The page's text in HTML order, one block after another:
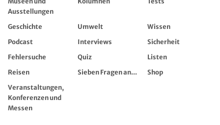
Ausstellungen
Geschichte Umwelt
Wissen
Podcast
Interviews
Sicherheit
Fehlersuche
Quiz
Listen
Reisen
Sieben Fragen an...
Shop
Veranstaltungen,
Konferenzen und
Messen